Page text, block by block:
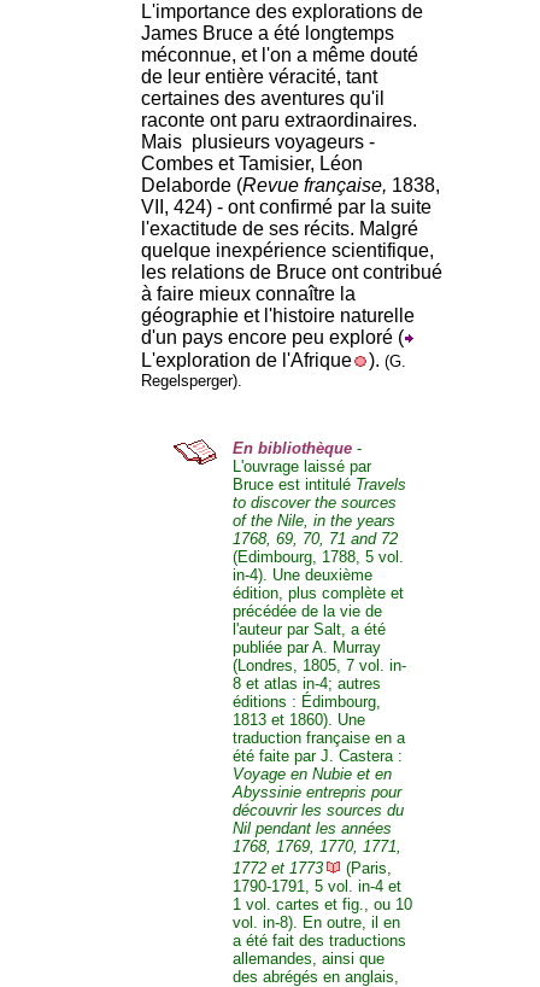
L'importance des explorations de
James Bruce a été longtemps
méconnue, et l'on a même douté
de leur entière véracité, tant
certaines des aventures qu'il
raconte ont paru extraordinaires.
Mais plusieurs voyageurs -
Combes et Tamisier, Léon
Delaborde (Revue française, 1838,
VII, 424) - ont confirmé par la suite
l'exactitude de ses récits. Malgré
quelque inexpérience scientifique,
les relations de Bruce ont contribué
à faire mieux connaître la
géographie et l'histoire naturelle
d'un pays encore peu exploré (
L'exploration de l'Afrique
). (G.
Regelsperger).
En bibliothèque -
L'ouvrage laissé par
Bruce est intitulé Travels
to discover the sources
of the Nile, in the years
1768, 69, 70, 71 and 72
(Edimbourg, 1788, 5 vol.
in-4). Une deuxième
édition, plus complète et
précédée de la vie de
l'auteur par Salt, a été
publiée par A. Murray
(Londres, 1805, 7 vol. in-
8 et atlas in-4; autres
éditions : Édimbourg,
1813 et 1860). Une
traduction française en a
été faite par J. Castera :
Voyage en Nubie et en
Abyssinie entrepris pour
découvrir les sources du
Nil pendant les années
1768, 1769, 1770, 1771,
1772 et 1773
(Paris,
1790-1791, 5 vol. in-4 et
1 vol. cartes et fig., ou 10
vol. in-8). En outre, il en
a été fait des traductions
allemandes, ainsi que
des abrégés en anglais,